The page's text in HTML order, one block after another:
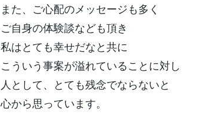
また、ご心配のメッセージも多く
ご自身の体験談なども頂き
私はとても幸せだなと共に
こういう事案が溢れていることに対し
人として、とても残念でならないと
心から思っています。